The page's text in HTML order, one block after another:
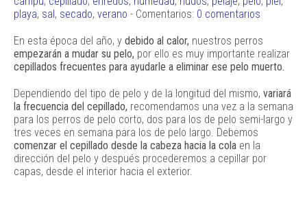
playa, sal, secado, verano - Comentarios: 0 comentarios
En esta época del año, y debido al calor, nuestros perros
empezarán a mudar su pelo, por ello es muy importante realizar
cepillados frecuentes para ayudarle a eliminar ese pelo muerto.
Dependiendo del tipo de pelo y de la longitud del mismo, variará
la frecuencia del cepillado, recomendamos una vez a la semana
para los perros de pelo corto, dos para los de pelo semi-largo y
tres veces en semana para los de pelo largo. Debemos
comenzar el cepillado desde la cabeza hacia la cola en la
dirección del pelo y después procederemos a cepillar por
capas, desde el interior hacia el exterior.